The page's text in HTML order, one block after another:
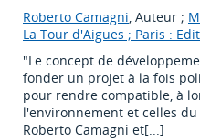
Roberto Camagni, Auteur ;
La Tour d'Aigues ; Paris :
"Le concept de
fonder un projet à la fois
pour rendre compatible, à
l'environnement et celles
Roberto Camagni et[...]